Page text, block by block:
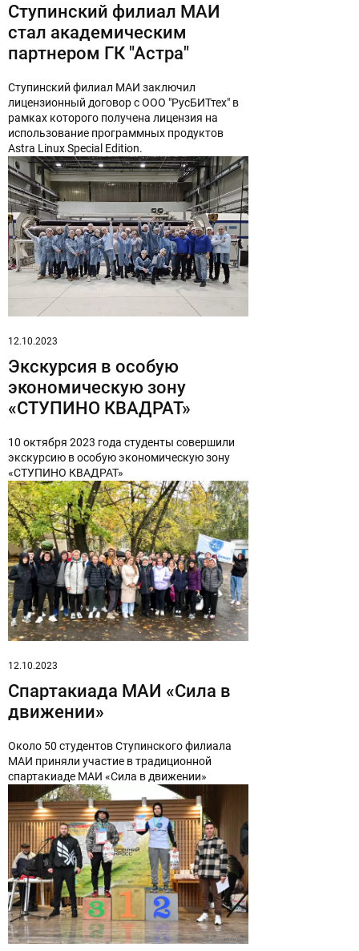
Ступинский филиал МАИ
стал академическим
партнером ГК "Астра"
Ступинский филиал МАИ заключил
лицензионный договор с ООО "РусБИТтех" в
рамках которого получена лицензия на
использование программных продуктов
Astra Linux Special Edition.
12.10.2023
Экскурсия в особую
экономическую зону
«СТУПИНО КВАДРАТ»
10 октября 2023 года студенты совершили
экскурсию в особую экономическую зону
«СТУПИНО КВАДРАТ»
12.10.2023
Спартакиада МАИ «Сила в
движении»
Около 50 студентов Ступинского филиала
МАИ приняли участие в традиционной
спартакиаде МАИ «Сила в движении»